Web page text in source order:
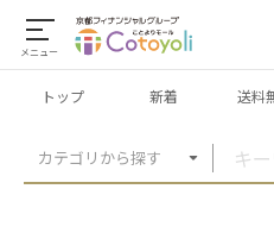
メニュー
カテゴリから探す
トップ 新着 送料